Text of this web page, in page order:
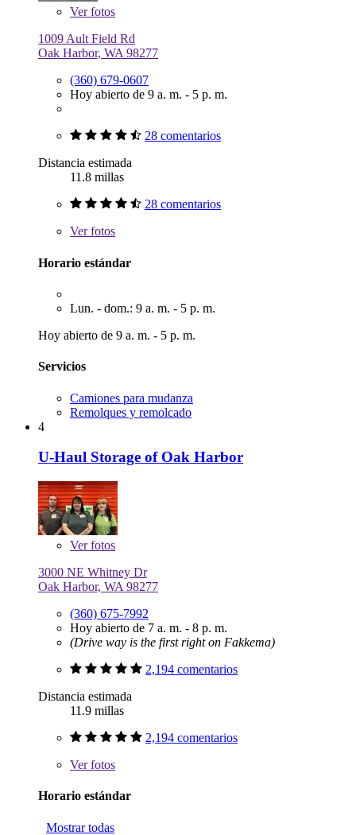
Verfotos
1009 Ault Field Rd
Oak Harbor, WA 98277
(360) 679-0607
Hoy abierto de 9 a. m. - 5 p. m.
28 comentarios
Distancia estimada
11.8 millas
28 comentarios
Verfotos
Horario estándar
Lun. - dom.: 9 a. m. - 5 p. m.
Hoy abierto de 9 a. m. - 5 p. m.
Servicios
Camiones para mudanza
Remolques y remolcado
4
U-Haul Storage of Oak Harbor
Verfotos
3000 NE Whitney Dr
Oak Harbor, WA 98277
(360) 675-7992
Hoy abierto de 7 a. m. - 8 p. m.
(Drive way is the first right on Fakkema)
2,194 comentarios
Distancia estimada
11.9 millas
2,194 comentarios
Verfotos
Horario estándar
Mostrar todas